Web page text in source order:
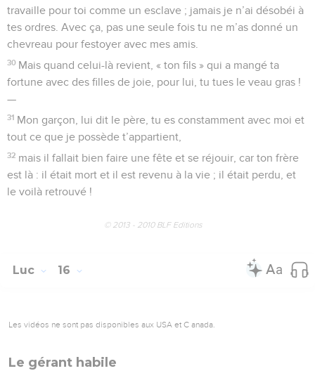
travaille pour toi comme un esclave ; jamais je n’ai désobéi à
tes ordres. Avec ça, pas une seule fois tu ne m’as donné un
chevreau pour festoyer avec mes amis.
30 Mais quand celui-là revient, « ton fils » qui a mangé ta
fortune avec des filles de joie, pour lui, tu tues le veau gras !
—
31 Mon garçon, lui dit le père, tu es constamment avec moi et
tout ce que je possède t’appartient,
32 mais il fallait bien faire une fête et se réjouir, car ton frère
est là : il était mort et il est revenu à la vie ; il était perdu, et
le voilà retrouvé !
© 2013 - 2010 BLF Editions
Luc 16
Les vidéos ne sont pas disponibles aux USA et C anada.
Le gérant habile